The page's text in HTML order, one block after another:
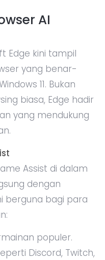
AI
Edge kini tampil
yang benar-
11. Bukan
biasa, Edge hadir
yang mendukung
Assist di dalam
dengan
berguna bagi para
populer.
Discord, Twitch,